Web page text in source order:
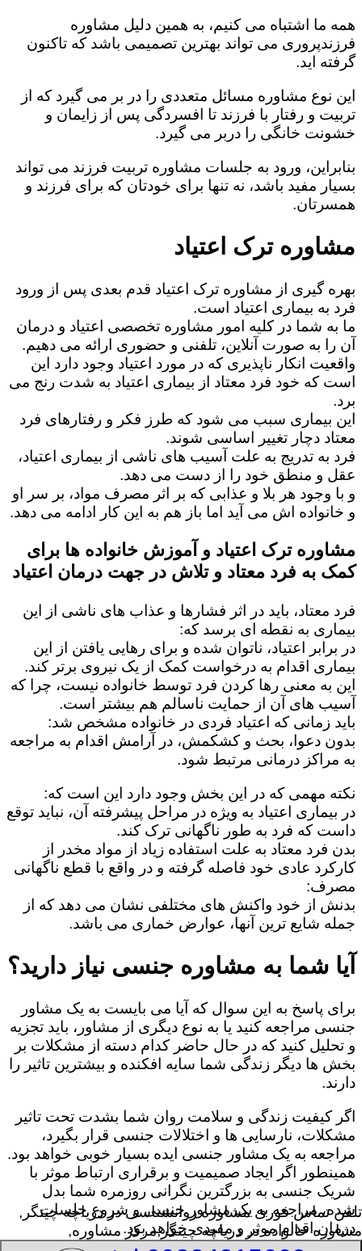
همه ما اشتباه می کنیم، به همین دلیل مشاوره
فرزندپروری می تواند بهترین تصمیمی باشد که تاکنون
گرفته اید.
این نوع مشاوره مسائل متعددی را در بر می گیرد که از
تربیت و رفتار با فرزند تا افسردگی پس از زایمان و
خشونت خانگی را دربر می گیرد.
بنابراین، ورود به جلسات مشاوره تربیت فرزند می تواند
بسیار مفید باشد، نه تنها برای خودتان که برای فرزند و
همسرتان.
مشاوره ترک اعتیاد
بهره گیری از مشاوره ترک اعتیاد قدم بعدی پس از ورود
فرد به بیماری اعتیاد است.
ما به شما در کلیه امور مشاوره تخصصی اعتیاد و درمان
آن را به صورت آنلاین، تلفنی و حضوری ارائه می دهیم.
واقعیت انکار ناپذیری که در مورد اعتیاد وجود دارد این
است که خود فرد معتاد از بیماری اعتیاد به شدت رنج می
برد.
این بیماری سبب می شود که طرز فکر و رفتارهای فرد
معتاد دچار تغییر اساسی شوند.
فرد به تدریج به علت آسیب های ناشی از بیماری اعتیاد،
عقل و منطق خود را از دست می دهد.
و با وجود هر بلا و عذابی که بر اثر مصرف مواد، بر سر او
و خانواده اش می آید اما باز هم به این کار ادامه می دهد.
مشاوره ترک اعتیاد و آموزش خانواده ها برای
کمک به فرد معتاد و تلاش در جهت درمان اعتیاد
فرد معتاد، باید در اثر فشارها و عذاب های ناشی از این
بیماری به نقطه ای برسد که:
در برابر اعتیاد، ناتوان شده و برای رهایی یافتن از این
بیماری اقدام به درخواست کمک از یک نیروی برتر کند.
این به معنی رها کردن فرد توسط خانواده نیست، چرا که
آسیب های آن از حمایت ناسالم هم بیشتر است.
باید زمانی که اعتیاد فردی در خانواده مشخص شد:
بدون دعوا، بحث و کشکمش، در آرامش اقدام به مراجعه
به مراکز درمانی مرتبط شود.
نکته مهمی که در این بخش وجود دارد این است که:
در بیماری اعتیاد به ویژه در مراحل پیشرفته آن، نباید توقع
داست که فرد به طور ناگهانی ترک کند.
بدن فرد معتاد به علت استفاده زیاد از مواد مخدر از
کارکرد عادی خود فاصله گرفته و در واقع با قطع ناگهانی
مصرف:
بدنش از خود واکنش های مختلفی نشان می دهد که از
جمله شایع ترین آنها، عوارض خماری می باشد.
آیا شما به مشاوره جنسی نیاز دارید؟
برای پاسخ به این سوال که آیا می بایست به یک مشاور
جنسی مراجعه کنید یا به نوع دیگری از مشاور، باید تجزیه
و تحلیل کنید که در حال حاضر کدام دسته از مشکلات بر
بخش ها دیگر زندگی شما سایه افکنده و بیشترین تاثیر را
دارند.
اگر کیفیت زندگی و سلامت روان شما بشدت تحت تاثیر
مشکلات، نارسایی ها و اختلالات جنسی قرار بگیرد،
مراجعه به یک مشاور جنسی ایده بسیار خوبی خواهد بود.
همینطور اگر ایجاد صمیمیت و برقراری ارتباط موثر با
شریک جنسی به بزرگترین نگرانی روزمره شما بدل
شده، مراجعه به یک مشاور جنسی و شروع جلسات
درمان اقدام موثر و مفیدی خواهد بود.
تلفن تماس فوریمشاوره روانشناسی در دریاچه چیتگر,
مشاوره خانواده در دریاچه چیتگر,مرکز مشاوره,